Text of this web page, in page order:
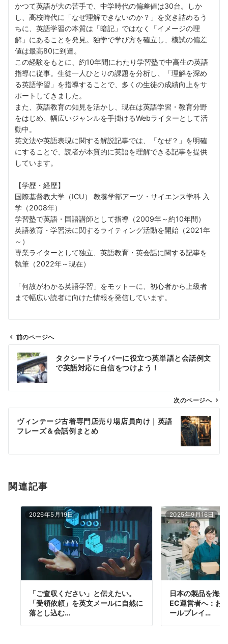
かつて英語が大の苦手で、中学時代の偏差値は30台。しか
し、高校時代に「なぜ理解できないのか？」を突き詰めるう
ちに、英語学習の本質は「暗記」ではなく「イメージの理
解」にあることを発見。独学で学び方を確立し、模試の偏差
値は最高80に到達。
この経験をもとに、約10年間にわたり学習塾で中高生の英語
指導に従事。生徒一人ひとりの課題を分析し、「理解を深め
る英語学習」を指導することで、多くの生徒の成績向上をサ
ポートしてきました。
また、英語教育の知見を活かし、現在は英語学習・教育分野
をはじめ、幅広いジャンルを手掛けるWebライターとして活
動中。
英文法や英語表現に関する解説記事では、「なぜ？」を明確
にすることで、読者が本質的に英語を理解できる記事を提供
しています。
【学歴・経歴】
国際基督教大学（ICU） 教養学部アーツ・サイエンス学科 入
学（2008年）
学習塾で英語・国語講師として指導（2009年～約10年間）
英語教育・学習法に関するライティング活動を開始（2021年
～）
専業ライターとして独立、英語教育・英会話に関する記事を
執筆（2022年～現在）
「何故がわかる英語学習」をモットーに、初心者から上級者
まで幅広い読者に向けた情報を発信しています。
ン
前のページへ
タクシードライバーに役立つ英単語と会話例文
で英語対応に自信をつけよう！
次のページへ
ヴィンテージ古着専門店売り場店員向け｜英語
フレーズ＆会話例まとめ
関連記事
2026年5月19日
「ご査収ください」と伝えたい。
「受領依頼」を英文メールに自然に
落とし込む…
2025年9月16日
日本の製品を海
EC運営者へ：お
ールプレイ…